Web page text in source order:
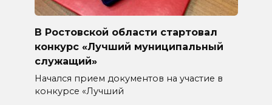
В Ростовской области стартовал
конкурс «Лучший муниципальный
служащий»
Начался прием документов на участие в
конкурсе «Лучший